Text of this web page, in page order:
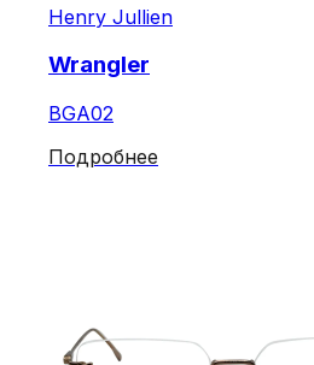
Henry Jullien
Wrangler
BGA02
Подробнее